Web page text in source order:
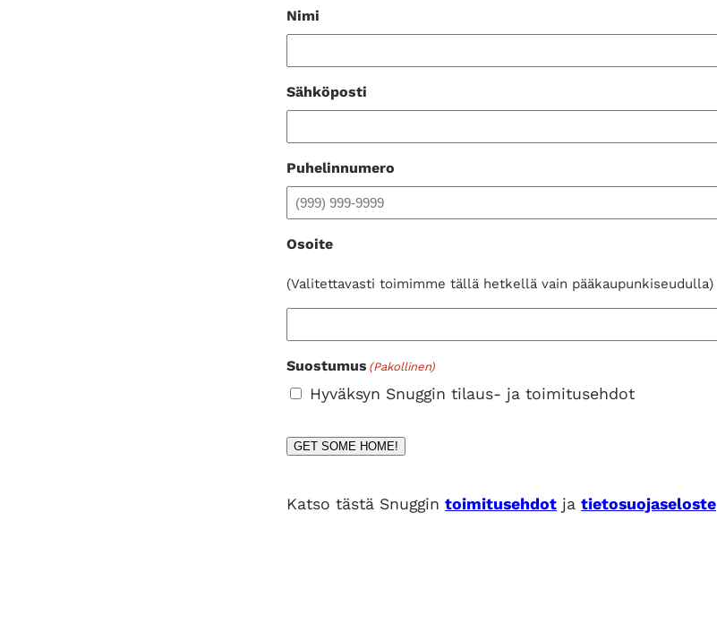
Nimi
Sähköposti
Puhelinnumero
Osoite
(Valitettavasti toimimme tällä hetkellä vain pääkaupunkiseudulla)
Suostumus (Pakollinen)
Hyväksyn Snuggin tilaus- ja toimitusehdot
GET SOME HOME!
Katso tästä Snuggin toimitusehdot ja tietosuojaseloste